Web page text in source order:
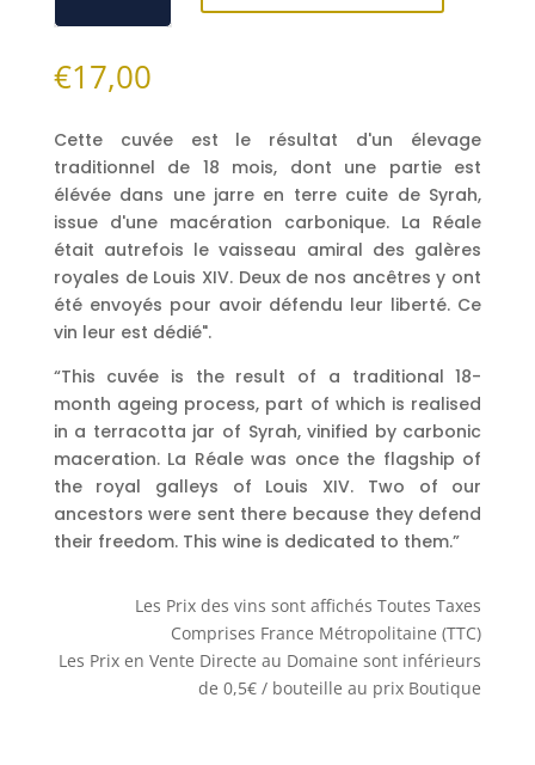
Réale
€17,00
Cette cuvée est le résultat d'un élevage
traditionnel de 18 mois, dont une partie est
élévée dans une jarre en terre cuite de Syrah,
issue d'une macération carbonique. La Réale
était autrefois le vaisseau amiral des galères
royales de Louis XIV. Deux de nos ancêtres y ont
été envoyés pour avoir défendu leur liberté. Ce
vin leur est dédié".
“This cuvée is the result of a traditional 18-
month ageing process, part of which is realised
in a terracotta jar of Syrah, vinified by carbonic
maceration. La Réale was once the flagship of
the royal galleys of Louis XIV. Two of our
ancestors were sent there because they defend
their freedom. This wine is dedicated to them.”
Les Prix des vins sont affichés Toutes Taxes
Comprises France Métropolitaine (TTC)
Les Prix en Vente Directe au Domaine sont inférieurs
de 0,5€ / bouteille au prix Boutique